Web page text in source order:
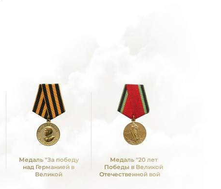
Медаль "За победу
над Германией в
Великой
Медаль "20 лет
Победы в Великой
Отечественной войне